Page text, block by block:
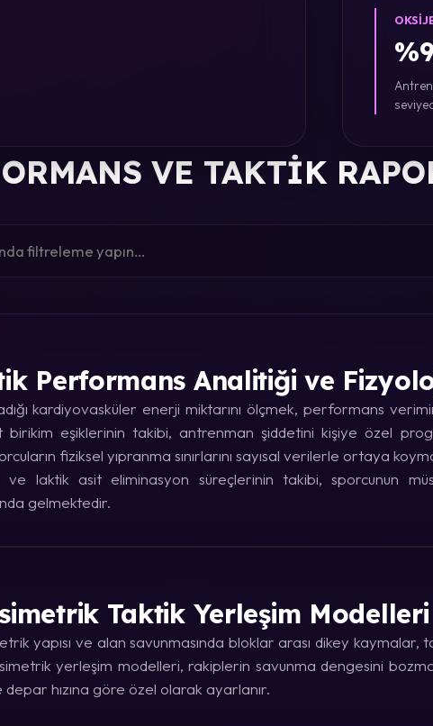
VE TAKTIK
Performans Analitiği ve
kardiyovasküler enerji miktarını ölçmek, performans
eşiklerinin takibi, antrenman şiddetini kişiye özel
fiziksel yıpranma sınırlarını sayısal verilerle ortaya
laktik asit eliminasyon süreçlerinin takibi, sporcunun
gelmektedir.
Taktik Yerleşim Modelleri
yapısı ve alan savunmasında bloklar arası dikey kaymalar,
yerleşim modelleri, rakiplerin savunma dengesini
hızına göre özel olarak ayarlanır.